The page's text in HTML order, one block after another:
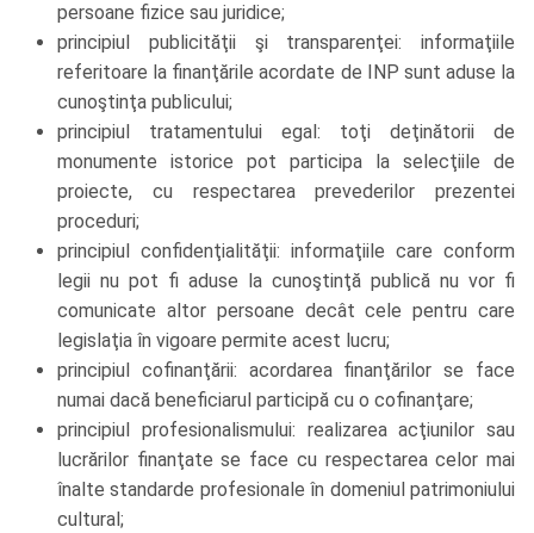
persoane fizice sau juridice;
principiul publicităţii şi transparenţei: informaţiile
referitoare la finanţările acordate de INP sunt aduse la
cunoştinţa publicului;
principiul tratamentului egal: toţi deţinătorii de
monumente istorice pot participa la selecţiile de
proiecte, cu respectarea prevederilor prezentei
proceduri;
principiul confidenţialităţii: informaţiile care conform
legii nu pot fi aduse la cunoştinţă publică nu vor fi
comunicate altor persoane decât cele pentru care
legislaţia în vigoare permite acest lucru;
principiul cofinanţării: acordarea finanţărilor se face
numai dacă beneficiarul participă cu o cofinanţare;
principiul profesionalismului: realizarea acţiunilor sau
lucrărilor finanţate se face cu respectarea celor mai
înalte standarde profesionale în domeniul patrimoniului
cultural;